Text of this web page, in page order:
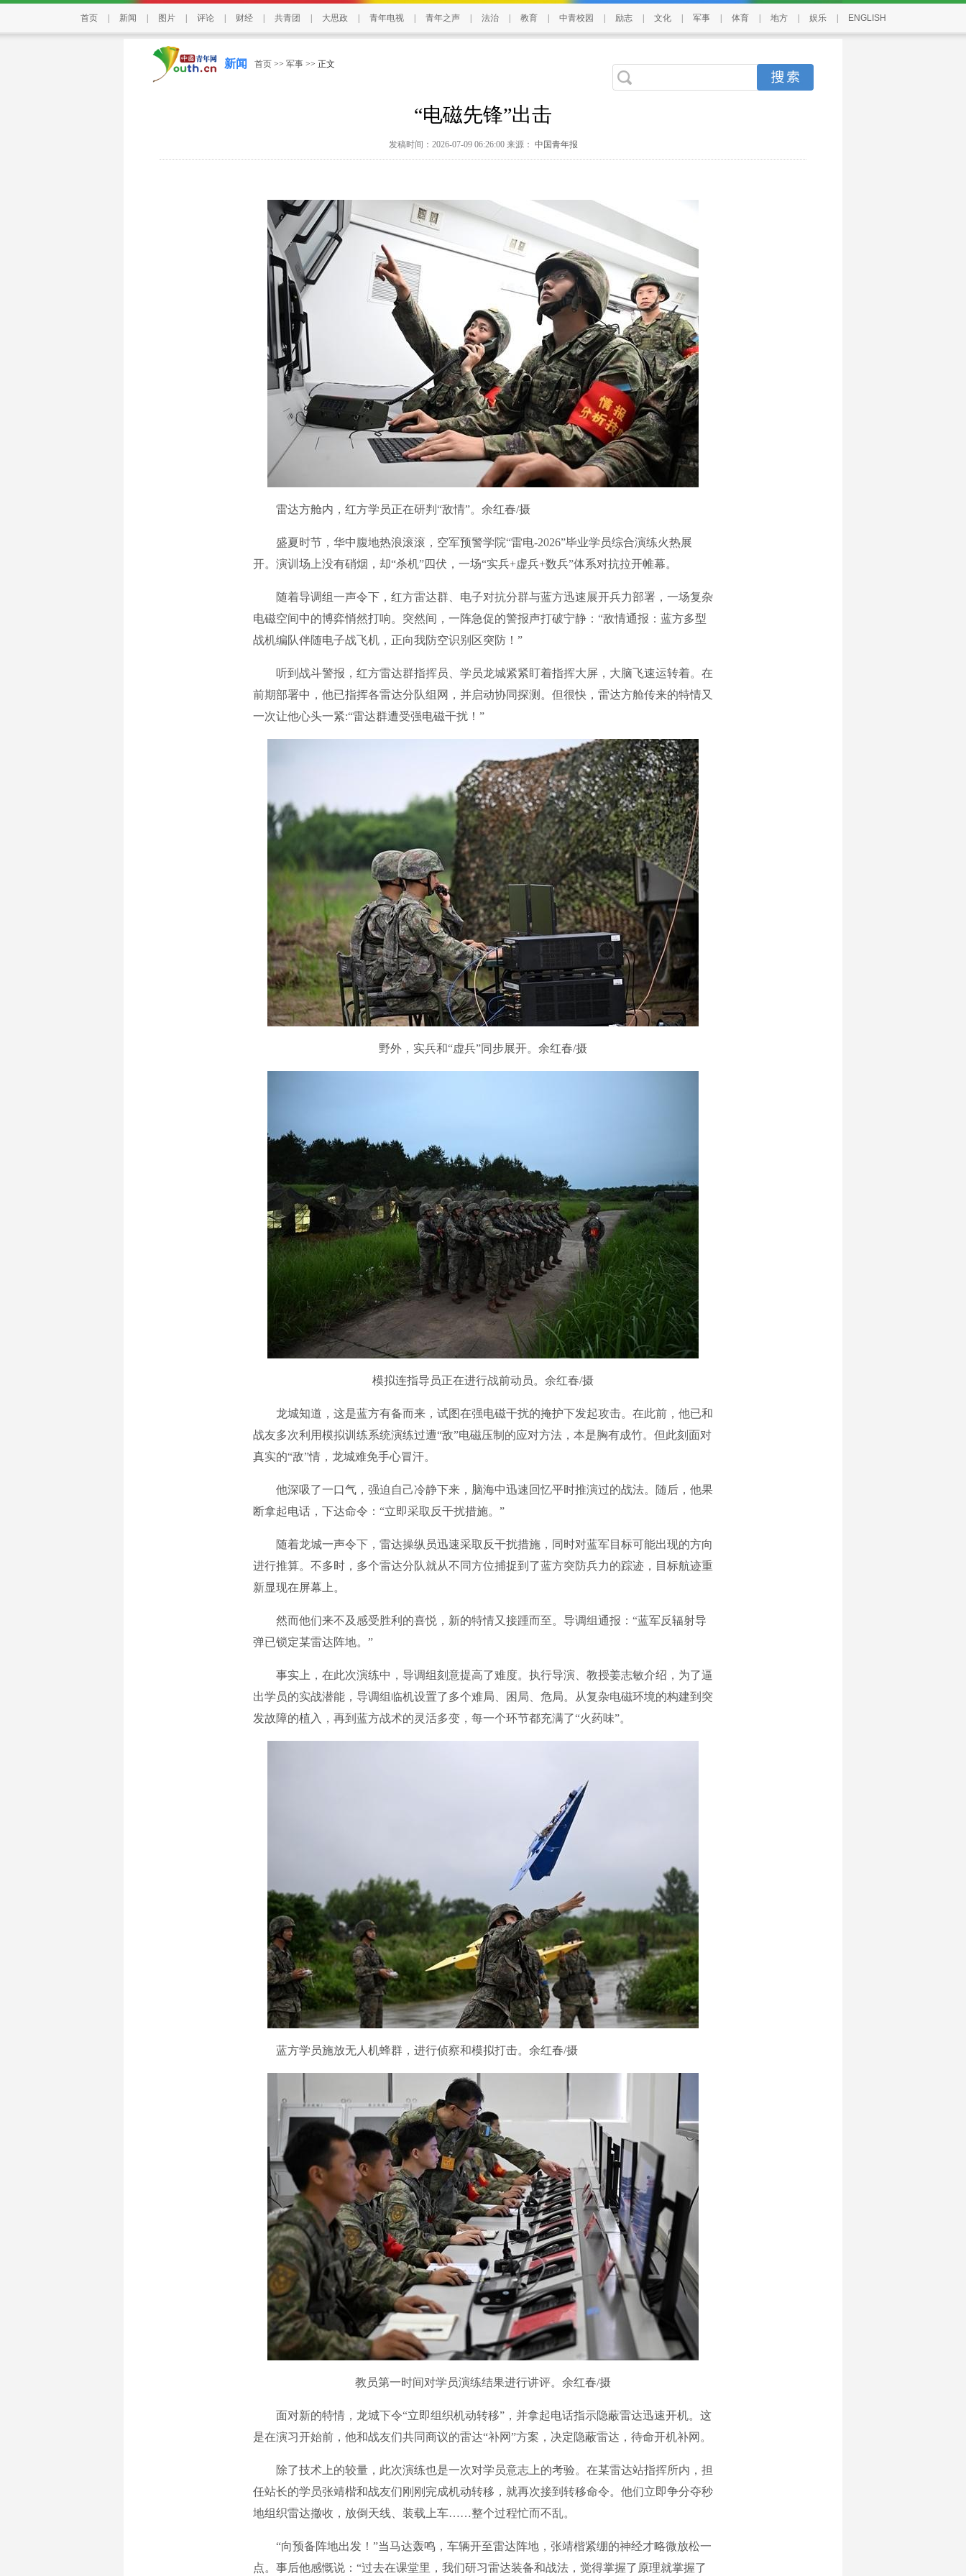
首页 新闻 图片 评论 财经 共青团 大思政 青年电视 青年之声 法治 教育 中青校园 励志 文化 军事 体育 地方 娱乐 ENGLISH
新闻 首页 >> 军事 >> 正文
“电磁先锋”出击
发稿时间：2026-07-09 06:26:00 来源： 中国青年报
雷达方舱内，红方学员正在研判“敌情”。余红春/摄
盛夏时节，华中腹地热浪滚滚，空军预警学院“雷电-2026”毕业学员综合演练火热展
开。演训场上没有硝烟，却“杀机”四伏，一场“实兵+虚兵+数兵”体系对抗拉开帷幕。
随着导调组一声令下，红方雷达群、电子对抗分群与蓝方迅速展开兵力部署，一场复杂
电磁空间中的博弈悄然打响。突然间，一阵急促的警报声打破宁静：“敌情通报：蓝方多型
战机编队伴随电子战飞机，正向我防空识别区突防！”
听到战斗警报，红方雷达群指挥员、学员龙城紧紧盯着指挥大屏，大脑飞速运转着。在
前期部署中，他已指挥各雷达分队组网，并启动协同探测。但很快，雷达方舱传来的特情又
一次让他心头一紧:“雷达群遭受强电磁干扰！”
野外，实兵和“虚兵”同步展开。余红春/摄
模拟连指导员正在进行战前动员。余红春/摄
龙城知道，这是蓝方有备而来，试图在强电磁干扰的掩护下发起攻击。在此前，他已和
战友多次利用模拟训练系统演练过遭“敌”电磁压制的应对方法，本是胸有成竹。但此刻面对
真实的“敌”情，龙城难免手心冒汗。
他深吸了一口气，强迫自己冷静下来，脑海中迅速回忆平时推演过的战法。随后，他果
断拿起电话，下达命令：“立即采取反干扰措施。”
随着龙城一声令下，雷达操纵员迅速采取反干扰措施，同时对蓝军目标可能出现的方向
进行推算。不多时，多个雷达分队就从不同方位捕捉到了蓝方突防兵力的踪迹，目标航迹重
新显现在屏幕上。
然而他们来不及感受胜利的喜悦，新的特情又接踵而至。导调组通报：“蓝军反辐射导
弹已锁定某雷达阵地。”
事实上，在此次演练中，导调组刻意提高了难度。执行导演、教授姜志敏介绍，为了逼
出学员的实战潜能，导调组临机设置了多个难局、困局、危局。从复杂电磁环境的构建到突
发故障的植入，再到蓝方战术的灵活多变，每一个环节都充满了“火药味”。
蓝方学员施放无人机蜂群，进行侦察和模拟打击。余红春/摄
教员第一时间对学员演练结果进行讲评。余红春/摄
面对新的特情，龙城下令“立即组织机动转移”，并拿起电话指示隐蔽雷达迅速开机。这
是在演习开始前，他和战友们共同商议的雷达“补网”方案，决定隐蔽雷达，待命开机补网。
除了技术上的较量，此次演练也是一次对学员意志上的考验。在某雷达站指挥所内，担
任站长的学员张靖楷和战友们刚刚完成机动转移，就再次接到转移命令。他们立即争分夺秒
地组织雷达撤收，放倒天线、装载上车……整个过程忙而不乱。
“向预备阵地出发！”当马达轰鸣，车辆开至雷达阵地，张靖楷紧绷的神经才略微放松一
点。事后他感慨说：“过去在课堂里，我们研习雷达装备和战法，觉得掌握了原理就掌握了